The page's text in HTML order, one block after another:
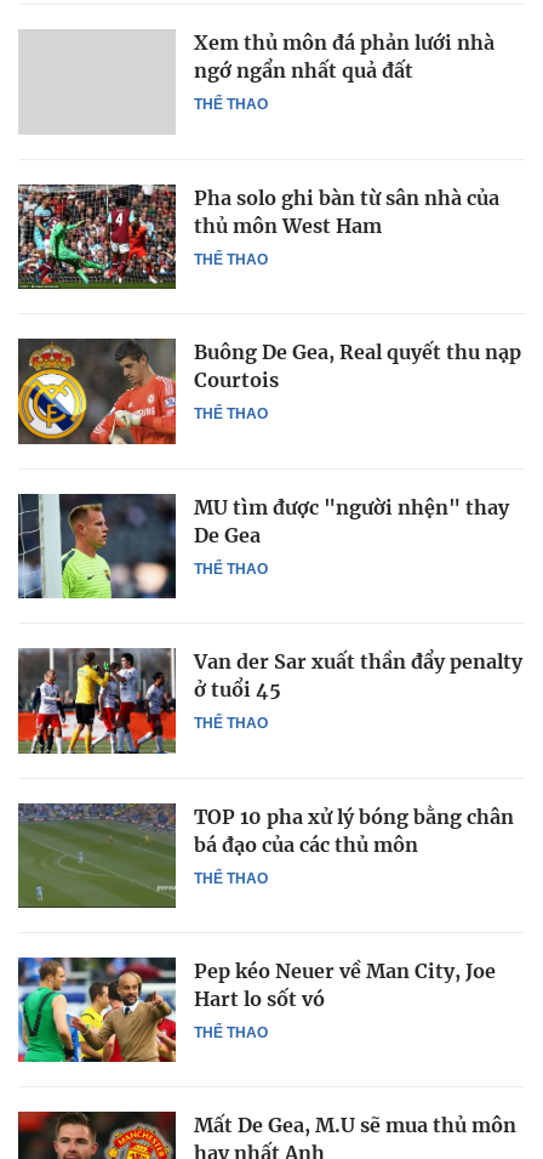
THỂ THAO
Xem thủ môn đá phản lưới nhà
ngớ ngẩn nhất quả đất
THỂ THAO
Pha solo ghi bàn từ sân nhà của
thủ môn West Ham
THỂ THAO
Buông De Gea, Real quyết thu nạp
Courtois
THỂ THAO
MU tìm được "người nhện" thay
De Gea
THỂ THAO
Van der Sar xuất thần đẩy penalty
ở tuổi 45
THỂ THAO
TOP 10 pha xử lý bóng bằng chân
bá đạo của các thủ môn
THỂ THAO
Pep kéo Neuer về Man City, Joe
Hart lo sốt vó
Mất De Gea, M.U sẽ mua thủ môn
hay nhất Anh